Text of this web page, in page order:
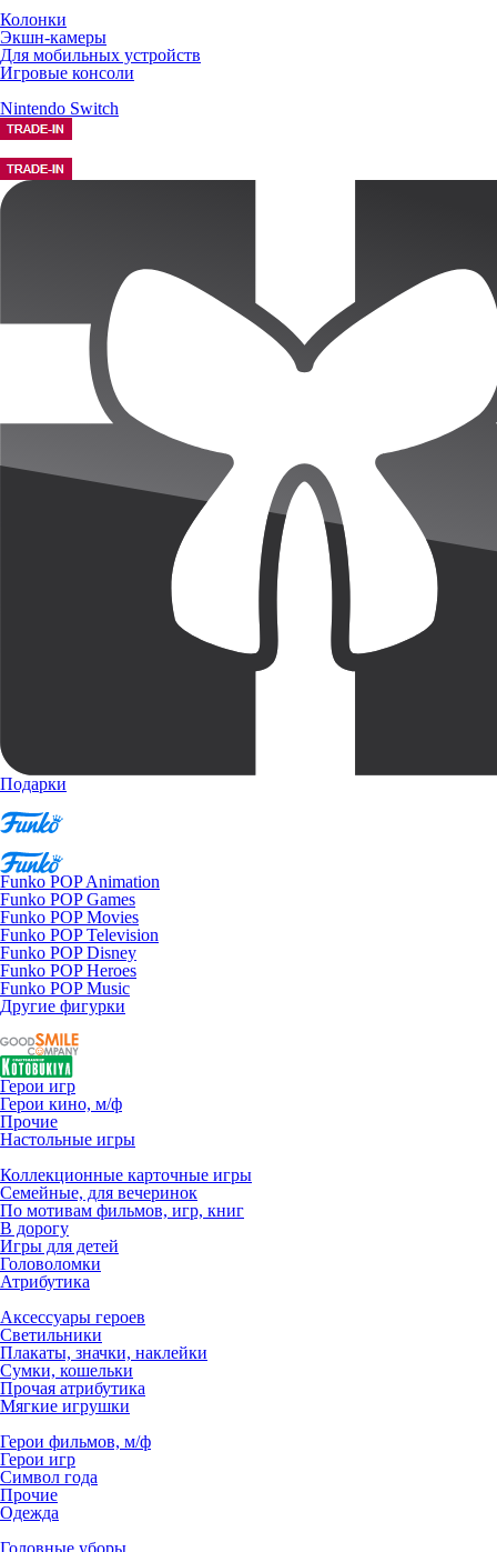
Колонки
Экшн-камеры
Для мобильных устройств
Игровые консоли
Nintendo Switch
Подарки
Funko POP Animation
Funko POP Games
Funko POP Movies
Funko POP Television
Funko POP Disney
Funko POP Heroes
Funko POP Music
Другие фигурки
Герои игр
Герои кино, м/ф
Прочие
Настольные игры
Коллекционные карточные игры
Семейные, для вечеринок
По мотивам фильмов, игр, книг
В дорогу
Игры для детей
Головоломки
Атрибутика
Аксессуары героев
Светильники
Плакаты, значки, наклейки
Сумки, кошельки
Прочая атрибутика
Мягкие игрушки
Герои фильмов, м/ф
Герои игр
Символ года
Прочие
Одежда